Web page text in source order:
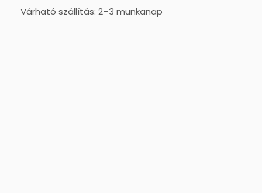
Várható szállítás: 2–3 munkanap